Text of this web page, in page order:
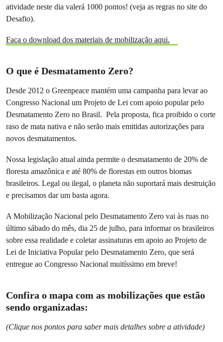
atividade neste dia valerá 1000 pontos! (veja as regras no site do
Desafio).
Faça o download dos materiais de mobilização aqui.
O que é Desmatamento Zero?
Desde 2012 o Greenpeace mantém uma campanha para levar ao
Congresso Nacional um Projeto de Lei com apoio popular pelo
Desmatamento Zero no Brasil. Pela proposta, fica proibido o corte
raso de mata nativa e não serão mais emitidas autorizações para
novos desmatamentos.
Nossa legislação atual ainda permite o desmatamento de 20% de
floresta amazônica e até 80% de florestas em outros biomas
brasileiros. Legal ou ilegal, o planeta não suportará mais destruição
e precisamos dar um basta agora.
A Mobilização Nacional pelo Desmatamento Zero vai às ruas no
último sábado do mês, dia 25 de julho, para informar os brasileiros
sobre essa realidade e coletar assinaturas em apoio ao Projeto de
Lei de Iniciativa Popular pelo Desmatamento Zero, que será
entregue ao Congresso Nacional muitíssimo em breve!
Confira o mapa com as mobilizações que estão
sendo organizadas:
(Clique nos pontos para saber mais detalhes sobre a atividade)